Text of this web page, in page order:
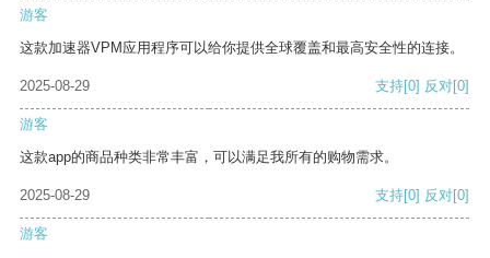
游客
这款加速器VPM应用程序可以给你提供全球覆盖和最高安全性的连接。
2025-08-29 支持[0] 反对[0]
游客
这款app的商品种类非常丰富，可以满足我所有的购物需求。
2025-08-29 支持[0] 反对[0]
游客